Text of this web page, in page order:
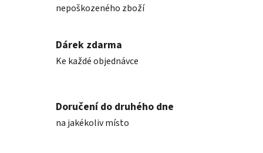
nepoškozeného zboží
Dárek zdarma
Ke každé objednávce
Doručení do druhého dne
na jakékoliv místo